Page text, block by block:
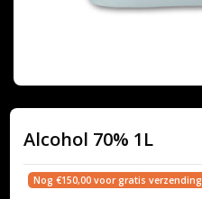
Alcohol 70% 1L
Nog €150,00 voor gratis verzending